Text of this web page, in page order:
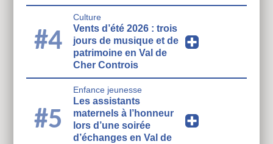
#4
Culture
Vents d’été 2026 : trois
jours de musique et de
patrimoine en Val de
Cher Controis
#5
Enfance jeunesse
Les assistants
maternels à l’honneur
lors d’une soirée
d’échanges en Val de